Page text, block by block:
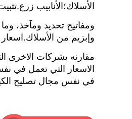
الأسلاك؛الأنابيب
ومفاتيح تحديد ومآخذ،
وإبزيم من
مقارنه بشركات الاخرى
الاسعار التي تعمل في
في نفس مجال تصليح